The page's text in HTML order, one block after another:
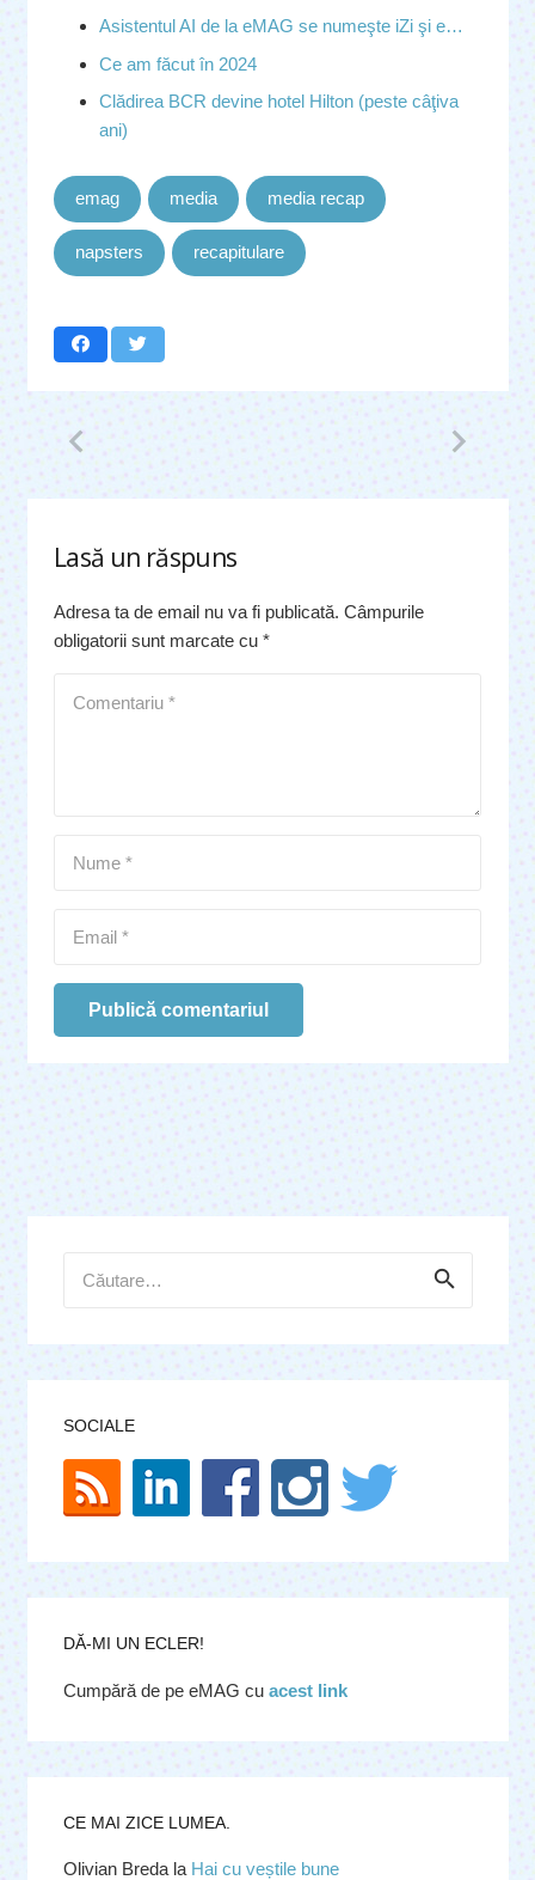
Asistentul AI de la eMAG se numeşte iZi şi e…
Ce am făcut în 2024
Clădirea BCR devine hotel Hilton (peste câţiva
ani)
emag media media recap
napsters recapitulare
Lasă un răspuns
Adresa ta de email nu va fi publicată. Câmpurile
obligatorii sunt marcate cu *
Publică comentariul
după:
SOCIALE
DĂ-MI UN ECLER!
Cumpără de pe eMAG cu acest link
CE MAI ZICE LUMEA.
Olivian Bredala Hai cu veștile bune